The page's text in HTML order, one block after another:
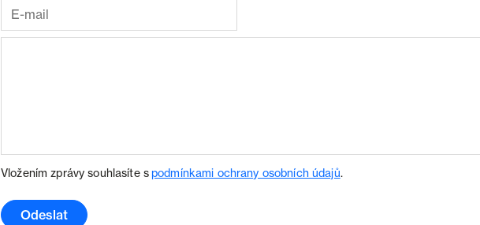
Vložením zprávy souhlasíte spodmínkami ochrany osobních údajů.
Odeslat